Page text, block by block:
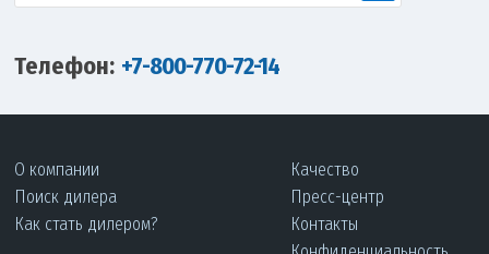
Телефон: +7-800-770-72-14
О компании
Поиск дилера
Как стать дилером?
Качество
Пресс-центр
Контакты